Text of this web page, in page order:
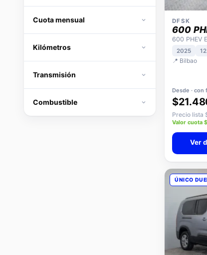
Cuota mensual
Kilómetros
Transmisión
Combustible
DFSK
600
600 PHEV
2025
📍 Bilbao
Desde · con
Precio lista
Valor cuota
Ver
ÚNICO